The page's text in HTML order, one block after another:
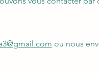
ou nous